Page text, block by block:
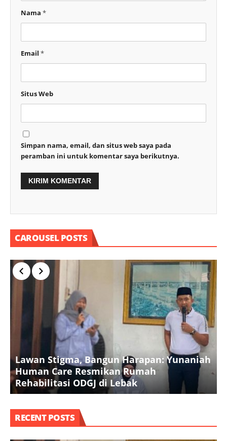
Nama *
Email *
Situs Web
Simpan nama, email, dan situs web saya pada
peramban ini untuk komentar saya berikutnya.
CAROUSEL POSTS
Lawan Stigma, Bangun Harapan: Yunaniah
Human Care Resmikan Rumah
Rehabilitasi ODGJ di Lebak
RECENT POSTS